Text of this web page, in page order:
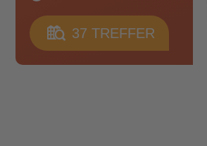
37 TREFFER